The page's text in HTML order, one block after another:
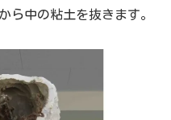
ら中の粘土を抜きます。